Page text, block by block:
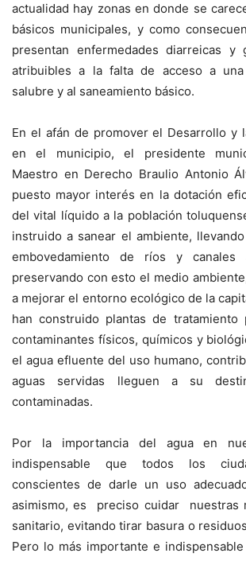
actualidad hay zonas en donde se
básicos municipales, y como
presentan enfermedades diarreicas y
atribuibles a la falta de acceso a
salubre y al saneamiento básico.
En el afán de promover el Desarrollo y
en el municipio, el presidente
Maestro en Derecho Braulio Antonio
puesto mayor interés en la dotación
del vital líquido a la población
instruido a sanear el ambiente,
embovedamiento de ríos y
preservando con esto el medio
a mejorar el entorno ecológico de la
han construido plantas de tratamiento
contaminantes físicos, químicos y
el agua efluente del uso humano,
aguas servidas lleguen a su
contaminadas.
Por la importancia del agua en
indispensable que todos los
conscientes de darle un uso
asimismo, es preciso cuidar nuestras
sanitario, evitando tirar basura o
Pero lo más importante e